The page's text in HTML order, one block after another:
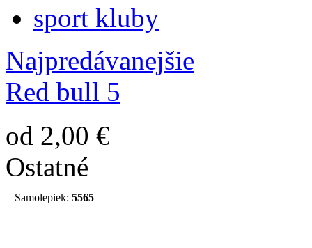
sport kluby
Najpredávanejšie
Red bull 5
od 2,00 €
Ostatné
Samolepiek: 5565